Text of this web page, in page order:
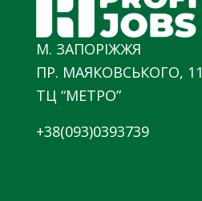
М. ЗАПОРІЖЖЯ
ПР. МАЯКОВСЬКОГО, 11
ТЦ “МЕТРО”
+38(093)0393739